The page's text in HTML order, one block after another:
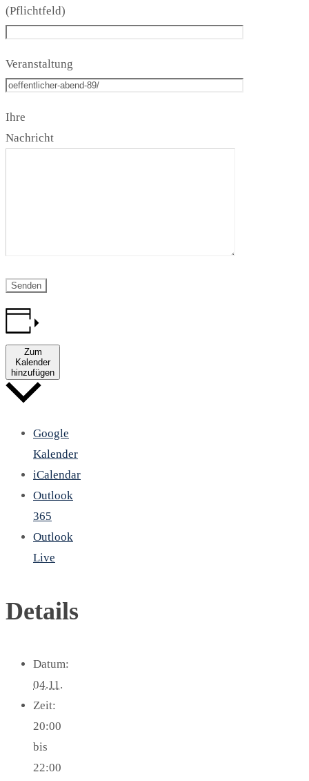
(Pflichtfeld)
Veranstaltung
Ihre
Nachricht
Zum
Kalender
hinzufügen
Google
Kalender
iCalendar
Outlook
365
Outlook
Live
Details
Datum:
04.11.
Zeit:
20:00
bis
22:00